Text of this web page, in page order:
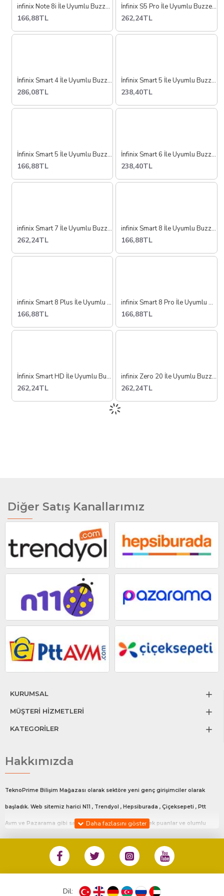
infinix Note 8i İle Uyumlu Buzzer Hoparlör Dış Ses Tekli Set x683
166,88TL
İnfinix S5 Pro İle Uyumlu Buzzer Hoparlör Dış Ses X660
262,24TL
İnfinix Smart 4 İle Uyumlu Buzzer Hoparlör Dış Ses X653
286,08TL
İnfinix Smart 5 İle Uyumlu Buzzer Hoparlör Dış Ses Full X657
238,40TL
İnfinix Smart 5 İle Uyumlu Buzzer Hoparlör Dış Ses Tekli X657
166,88TL
İnfinix Smart 6 İle Uyumlu Buzzer Hoparlör Dış Ses X6511
238,40TL
infinix Smart 7 İle Uyumlu Buzzer Hoparlör Dış Ses X6515
262,24TL
infinix Smart 8 İle Uyumlu Buzzer Hoparlör Dış Ses X6525
166,88TL
infinix Smart 8 Plus İle Uyumlu Buzzer Hoparlör Dış Ses X6526
166,88TL
infinix Smart 8 Pro İle Uyumlu Buzzer Hoparlör Dış Ses X6525
166,88TL
İnfinix Smart HD İle Uyumlu Buzzer Hoparlör Dış Ses X612
262,24TL
infinix Zero 20 İle Uyumlu Buzzer Hoparlör Dış Ses x6821
262,24TL
Diğer Satış Kanallarımız
KURUMSAL
MÜŞTERİ HİZMETLERİ
KATEGORİLER
Hakkımızda
TeknoPrime Bilişim Mağazası olarak sektöre yeni genç girişimciler olarak
başladık. Web sitemiz harici N11 , Trendyol , Hepsiburada , Çiçeksepeti , Ptt
Avm ve Pazarama gibi satış platfromlarında en yüksek puanlar ve olumlu
değerlendirmeler ile satış yapmaktayız.Bu platfrom da ki mağaza linklerimiz
sitemizin en alt kısmında Diğer Satış Kanalları adlı bölümde mevcuttur.
%100 Müşteri Memnuniyeti ile siz değerli müşterilerimize en iyi hizmeti
Dil: